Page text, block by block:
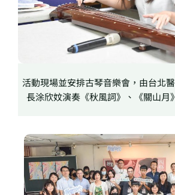
活動現場並安排古琴音樂會，由台北
長涂欣妏演奏《秋風詞》、《關山月